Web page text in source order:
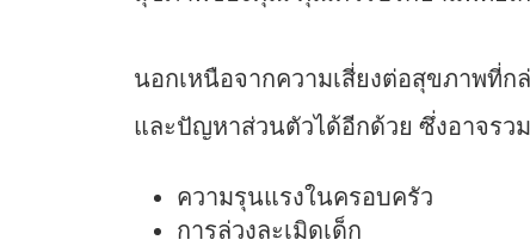
นอกเหนือจากความเสี่ยงต่อสุขภาพที่
และปัญหาส่วนตัวได้อีกด้วย ซึ่งอาจรว
ความรุนแรงในครอบครัว
การล่วงละเมิดเด็ก